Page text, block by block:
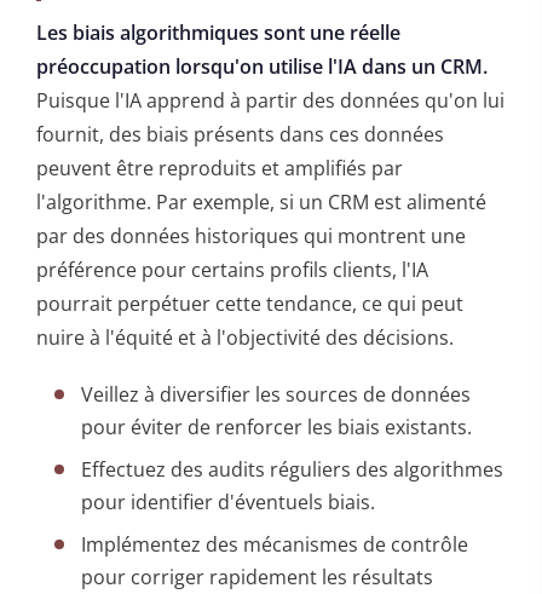
Les biais algorithmiques sont une réelle
préoccupation lorsqu'on utilise l'IA dans un CRM.
Puisque l'IA apprend à partir des données qu'on lui
fournit, des biais présents dans ces données
peuvent être reproduits et amplifiés par
l'algorithme. Par exemple, si un CRM est alimenté
par des données historiques qui montrent une
préférence pour certains profils clients, l'IA
pourrait perpétuer cette tendance, ce qui peut
nuire à l'équité et à l'objectivité des décisions.
Veillez à diversifier les sources de données
pour éviter de renforcer les biais existants.
Effectuez des audits réguliers des algorithmes
pour identifier d'éventuels biais.
Implémentez des mécanismes de contrôle
pour corriger rapidement les résultats